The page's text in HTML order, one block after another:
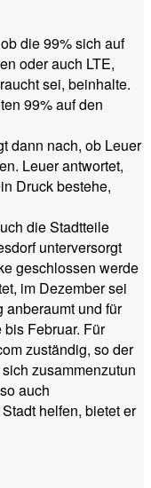
die 99% sich auf
oder auch LTE,
sei, beinhalte.
99% auf den
dann nach, ob Leuer
Leuer antwortet,
Druck bestehe,
die Stadtteile
unterversorgt
geschlossen werde
im Dezember sei
anberaumt und für
Februar. Für
zuständig, so der
zusammenzutun
auch
helfen, bietet er